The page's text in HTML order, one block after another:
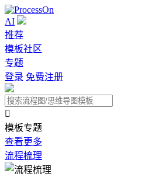
AI
推荐
模板社区
专题
登录 免费注册

模板专题
查看更多
流程梳理